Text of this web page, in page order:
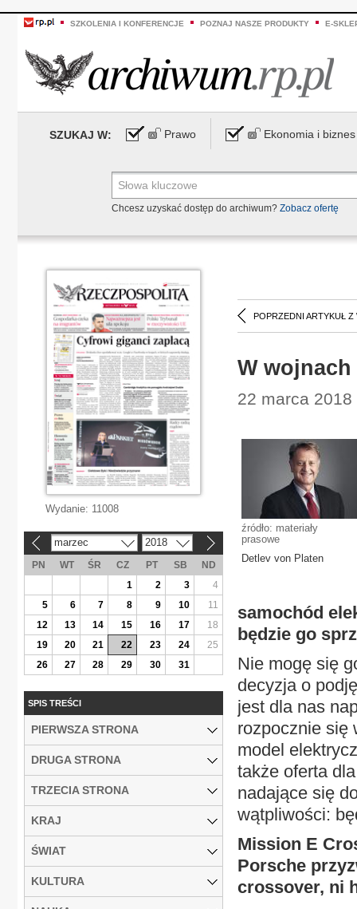
SZKOLENIA I KONFERENCJE POZNAJ NASZE PRODUKTY E-
SZUKAJ W: Prawo Ekonomia i biznes
Chcesz uzyskać dostęp do archiwum? Zobacz ofertę
POPRZEDNI ARTYKUŁ Z
W
22 marca
źródło: materiały
prasowe
Detlev von Platen
samochód
będzie go
Nie mogę się
decyzja o
jest dla nas
rozpocznie się
model
także oferta
nadające się
wątpliwości:
Mission E
Porsche
crossover, ni
Wydanie: 11008
marzec 2018
PN WT ŚR CZ PT SB
ND
1
2 3
4
5
6 7 8 9 10
11
12
13 14 15 16 17
18
19
20 21 22 23 24
25
26
27 28 29 30 31
SPIS TREŚCI
PIERWSZA STRONA
DRUGA STRONA
TRZECIA STRONA
KRAJ
ŚWIAT
KULTURA